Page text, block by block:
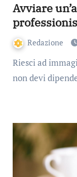
Avviare
Redazione
Riesci ad immaginarla, un’attività tutta tua, in cui
non devi